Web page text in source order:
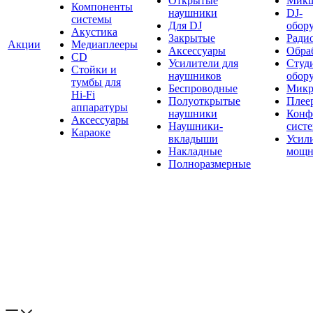
Акции
Компоненты
системы
Акустика
Медиаплееры
CD
Стойки и
тумбы для
Hi-Fi
аппаратуры
Аксессуары
Караоке
наушники
Для DJ
Закрытые
Аксессуары
Усилители для
наушников
Беспроводные
Полуоткрытые
наушники
Наушники-
вкладыши
Накладные
Полноразмерные
DJ-